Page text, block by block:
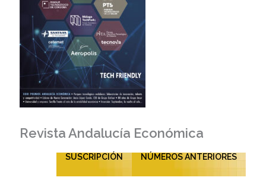
Revista Andalucía Económica
SUSCRIPCIÓN NÚMEROS ANTERIORES